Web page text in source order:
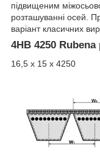
підвищеним
розташуванні осей.
варіант класичних
4HB 4250 Rubena
16,5 х 15 х 4250